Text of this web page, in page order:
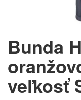
Bunda
veľkosť